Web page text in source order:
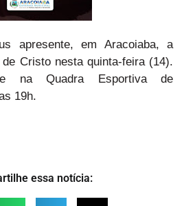
apresente, em Aracoiaba, a
Cristo nesta quinta-feira (14).
na Quadra Esportiva de
19h.
essa notícia: